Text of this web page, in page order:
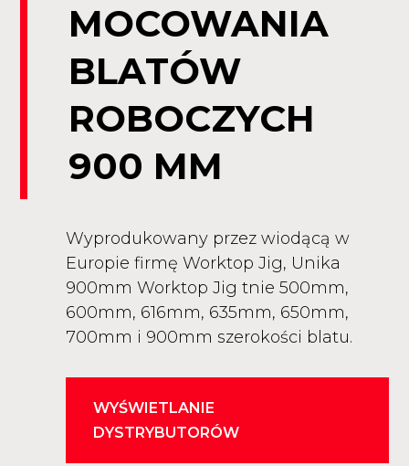
MOCOWANIA
BLATÓW
ROBOCZYCH
900 MM
Wyprodukowany przez wiodącą w
Europie firmę Worktop Jig, Unika
900mm Worktop Jig tnie 500mm,
600mm, 616mm, 635mm, 650mm,
700mm i 900mm szerokości blatu.
WYŚWIETLANIE
DYSTRYBUTORÓW